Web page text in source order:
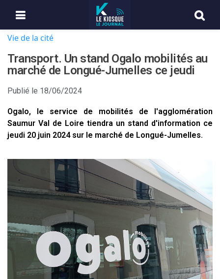
Vie de la cité
Transport. Un stand Ogalo mobilités au
marché de Longué-Jumelles ce jeudi
Publié le 18/06/2024
Ogalo, le service de mobilités de l'agglomération
Saumur Val de Loire tiendra un stand d'information ce
jeudi 20 juin 2024 sur le marché de Longué-Jumelles.